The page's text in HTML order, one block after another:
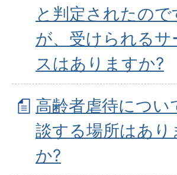
と判定されたので
が、受けられるサ
スはありますか?
高齢者虐待につい
談する場所はあり
か?